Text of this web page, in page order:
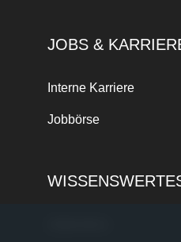
JOBS &
Interne Karriere
Jobbörse